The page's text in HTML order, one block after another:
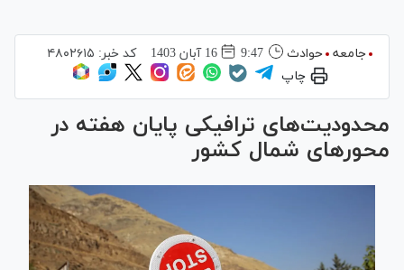
جامعه حوادث 9:47 16 آبان 1403 کد خبر: ۴۸۰۲۶۱۵
چاپ
محدودیت‌های ترافیکی پایان هفته در
محور‌های شمال کشور